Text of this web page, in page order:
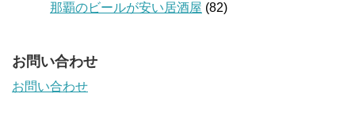
那覇のビールが安い居酒屋 (82)
お問い合わせ
お問い合わせ